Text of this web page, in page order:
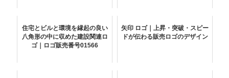
住宅とビルと環境を縁起の良い
八角形の中に収めた建設関連ロ
ゴ｜ロゴ販売番号01566
矢印 ロゴ｜上昇・突破・スピー
ドが伝わる販売ロゴのデザイン